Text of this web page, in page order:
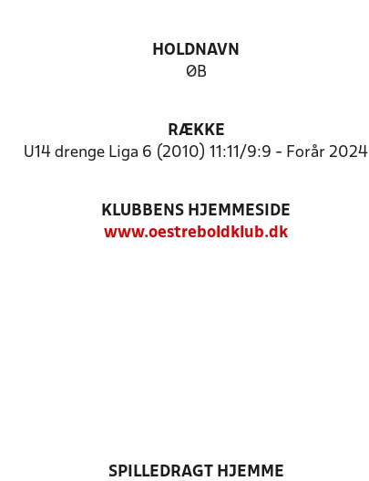
HOLDNAVN
ØB
RÆKKE
U14 drenge Liga 6 (2010) 11:11/9:9 - Forår 2024
KLUBBENS HJEMMESIDE
www.oestreboldklub.dk
SPILLEDRAGT HJEMME